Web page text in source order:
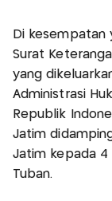
Di kesempatan
Surat
yang
Administrasi
Republik
Jatim
Jatim kepada 4
Tuban.